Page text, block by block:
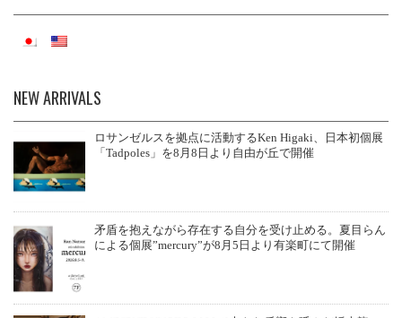
ok es bl A
NEW ARRIVALS
ロサンゼルスを拠点に活動するKen Higaki、日本初個展
「Tadpoles」を8月8日より自由が丘で開催
矛盾を抱えながら存在する自分を受け止める。夏目らん
による個展”mercury”が8月5日より有楽町にて開催